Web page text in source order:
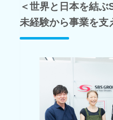
＜世界と日本を結ぶ
未経験から事業を支